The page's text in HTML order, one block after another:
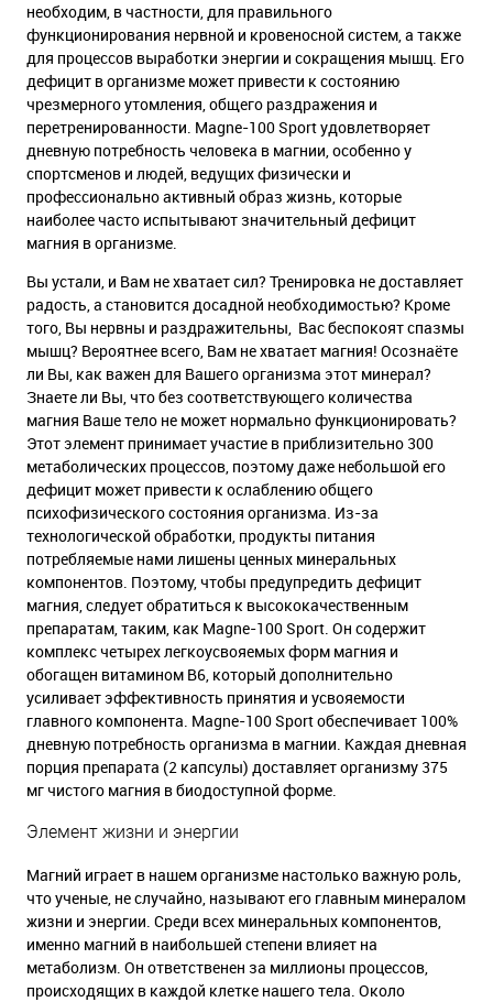
необходим, в частности, для правильного
функционирования нервной и кровеносной систем, а также
для процессов выработки энергии и сокращения мышц. Его
дефицит в организме может привести к состоянию
чрезмерного утомления, общего раздражения и
перетренированности. Magne-100 Sport удовлетворяет
дневную потребность человека в магнии, особенно у
спортсменов и людей, ведущих физически и
профессионально активный образ жизнь, которые
наиболее часто испытывают значительный дефицит
магния в организме.
Вы устали, и Вам не хватает сил? Тренировка не доставляет
радость, а становится досадной необходимостью? Кроме
того, Вы нервны и раздражительны, Вас беспокоят спазмы
мышц? Вероятнее всего, Вам не хватает магния! Осознаёте
ли Вы, как важен для Вашего организма этот минерал?
Знаете ли Вы, что без соответствующего количества
магния Ваше тело не может нормально функционировать?
Этот элемент принимает участие в приблизительно 300
метаболических процессов, поэтому даже небольшой его
дефицит может привести к ослаблению общего
психофизического состояния организма. Из-за
технологической обработки, продукты питания
потребляемые нами лишены ценных минеральных
компонентов. Поэтому, чтобы предупредить дефицит
магния, следует обратиться к высококачественным
препаратам, таким, как Magne-100 Sport. Он содержит
комплекс четырех легкоусвояемых форм магния и
обогащен витамином В6, который дополнительно
усиливает эффективность принятия и усвояемости
главного компонента. Magne-100 Sport обеспечивает 100%
дневную потребность организма в магнии. Каждая дневная
порция препарата (2 капсулы) доставляет организму 375
мг чистого магния в биодоступной форме.
Элемент жизни и энергии
Магний играет в нашем организме настолько важную роль,
что ученые, не случайно, называют его главным минералом
жизни и энергии. Среди всех минеральных компонентов,
именно магний в наибольшей степени влияет на
метаболизм. Он ответственен за миллионы процессов,
происходящих в каждой клетке нашего тела. Около